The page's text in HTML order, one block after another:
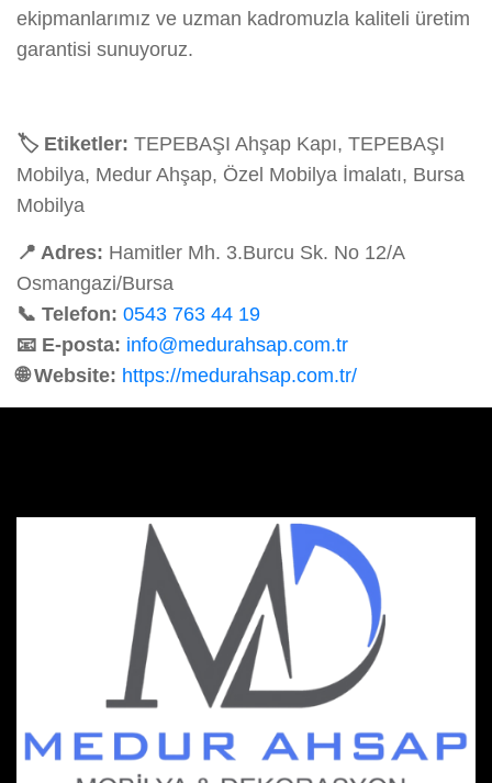
ekipmanlarımız ve uzman kadromuzla kaliteli üretim
garantisi sunuyoruz.
🏷️ Etiketler: TEPEBAŞI Ahşap Kapı, TEPEBAŞI
Mobilya, Medur Ahşap, Özel Mobilya İmalatı, Bursa
Mobilya
📍 Adres: Hamitler Mh. 3.Burcu Sk. No 12/A
Osmangazi/Bursa
📞 Telefon: 0543 763 44 19
📧 E-posta: info@medurahsap.com.tr
🌐 Website: https://medurahsap.com.tr/